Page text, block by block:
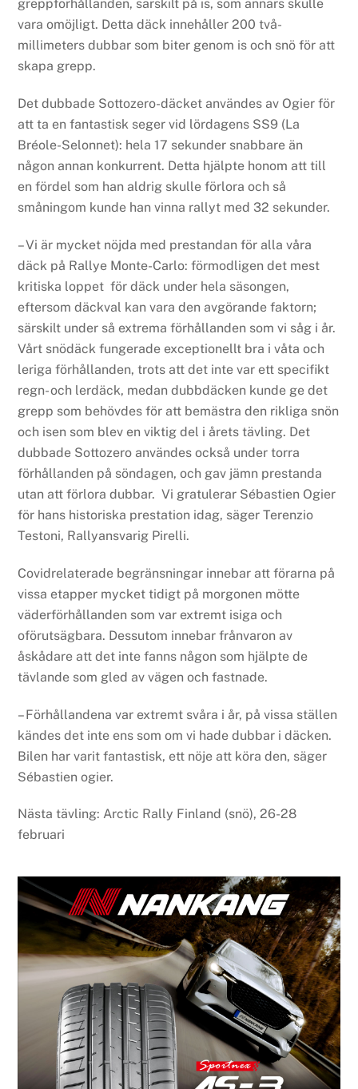
greppförhållanden, särskilt på is, som annars skulle
vara omöjligt. Detta däck innehåller 200 två-
millimeters dubbar som biter genom is och snö för att
skapa grepp.
Det dubbade Sottozero-däcket användes av Ogier för
att ta en fantastisk seger vid lördagens SS9 (La
Bréole-Selonnet): hela 17 sekunder snabbare än
någon annan konkurrent. Detta hjälpte honom att till
en fördel som han aldrig skulle förlora och så
småningom kunde han vinna rallyt med 32 sekunder.
– Vi är mycket nöjda med prestandan för alla våra
däck på Rallye Monte-Carlo: förmodligen det mest
kritiska loppet för däck under hela säsongen,
eftersom däckval kan vara den avgörande faktorn;
särskilt under så extrema förhållanden som vi såg i år.
Vårt snödäck fungerade exceptionellt bra i våta och
leriga förhållanden, trots att det inte var ett specifikt
regn- och lerdäck, medan dubbdäcken kunde ge det
grepp som behövdes för att bemästra den rikliga snön
och isen som blev en viktig del i årets tävling. Det
dubbade Sottozero användes också under torra
förhållanden på söndagen, och gav jämn prestanda
utan att förlora dubbar. Vi gratulerar Sébastien Ogier
för hans historiska prestation idag, säger Terenzio
Testoni, Rallyansvarig Pirelli.
Covidrelaterade begränsningar innebar att förarna på
vissa etapper mycket tidigt på morgonen mötte
väderförhållanden som var extremt isiga och
oförutsägbara. Dessutom innebar frånvaron av
åskådare att det inte fanns någon som hjälpte de
tävlande som gled av vägen och fastnade.
– Förhållandena var extremt svåra i år, på vissa ställen
kändes det inte ens som om vi hade dubbar i däcken.
Bilen har varit fantastisk, ett nöje att köra den, säger
Sébastien ogier.
Nästa tävling: Arctic Rally Finland (snö), 26-28
februari